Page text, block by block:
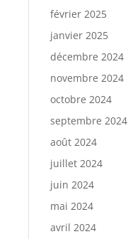
février 2025
janvier 2025
décembre 2024
novembre 2024
octobre 2024
septembre 2024
août 2024
juillet 2024
juin 2024
mai 2024
avril 2024